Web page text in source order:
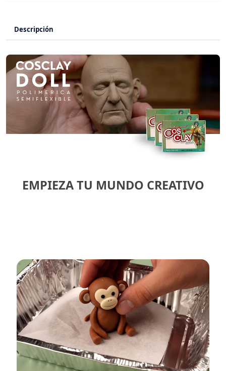
Descripción
EMPIEZA TU MUNDO CREATIVO